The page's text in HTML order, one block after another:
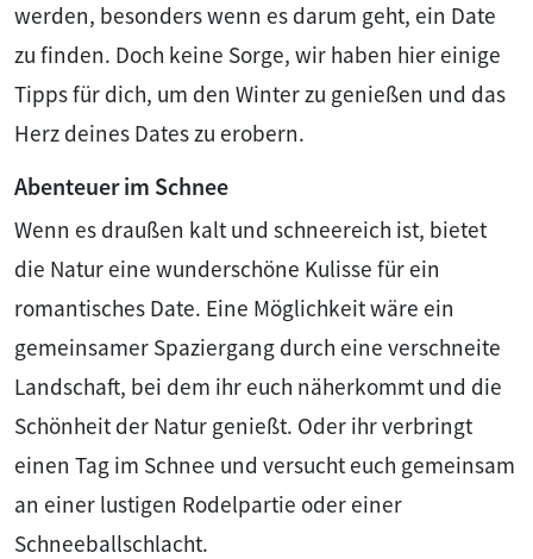
werden, besonders wenn es darum geht, ein Date
zu finden. Doch keine Sorge, wir haben hier einige
Tipps für dich, um den Winter zu genießen und das
Herz deines Dates zu erobern.
Abenteuer im Schnee
Wenn es draußen kalt und schneereich ist, bietet
die Natur eine wunderschöne Kulisse für ein
romantisches Date. Eine Möglichkeit wäre ein
gemeinsamer Spaziergang durch eine verschneite
Landschaft, bei dem ihr euch näherkommt und die
Schönheit der Natur genießt. Oder ihr verbringt
einen Tag im Schnee und versucht euch gemeinsam
an einer lustigen Rodelpartie oder einer
Schneeballschlacht.